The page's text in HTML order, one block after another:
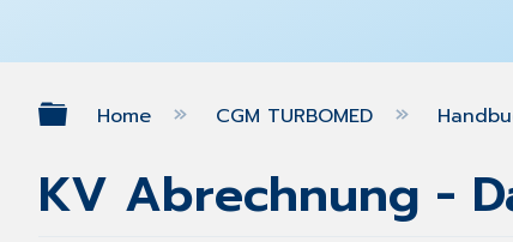
Expand/collapse global
Home CGM TURBOMED
KV Abrechnung -